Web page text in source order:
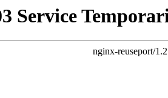
Service
nginx-reuseport/